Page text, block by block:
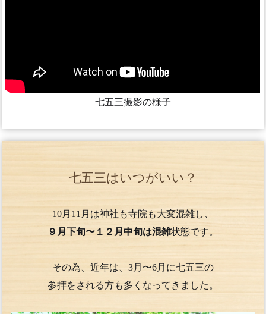
七五三撮影の様子
七五三はいつがいい？
10月11月は神社も寺院も大変混雑し、
９月下旬〜１２月中旬は混雑状態です。
その為、近年は、3月〜6月に七五三の
参拝をされる方も多くなってきました。